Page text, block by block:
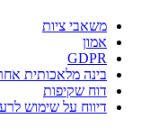
משאבי ציות
אמון
GDPR
בינה מלאכותית
דוח שקיפות
דיווח על שימוש